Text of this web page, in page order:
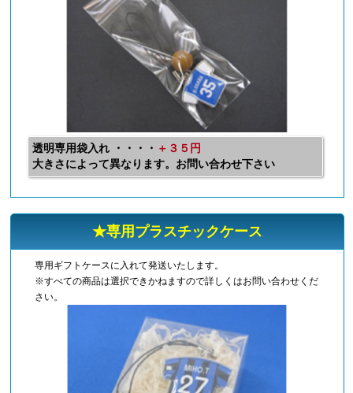
透明専用袋入れ ・・・・ ＋３５円
大きさによって異なります。お問い合わせ下さい
★専用プラスチックケース
専用ギフトケースに入れて発送いたします。
※すべての商品は選択できかねますので詳しくはお問い合わせくだ
さい。